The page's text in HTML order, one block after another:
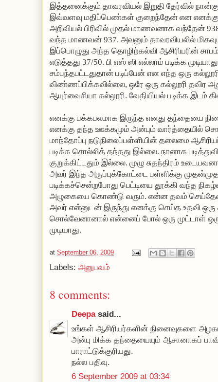
இத்தனைக்கும் தாவரவியல் இறுதி தேர்வில் நான்கு
இவ்வளவு மதிப்பெண்கள் குறைந்தேன் என எனக்கு
அறிவியல் பிரிவில் முதல் மாணவனாக வந்தேன்
வந்த மாணவன் 937. அவனும் தாவரவியலில்
இப்பொழுது அந்த தொழிற்கல்வி ஆசிரியரின்
எடுத்தது 37/50. பி எஸ் ஸி எல்லாம் படிக்க
சம்பந்தபட்டதுதான் படிப்பேன் என எந்த ஒரு
விண்ணப்பிக்கவில்லை, ஒரே ஒரு கல்லூரி தவிர
ஆயுர்வைசியா கல்லூரி. வேதியியல் படிக்க இடம்
எனக்கு பக்கபலமாக இருந்த எனது தந்தையை
எனக்கு தந்த ஊக்கமும் அன்பும் வார்த்தையில்
மாந்தோப்பு நடுநிலைப்பள்ளியின் தலைமை
படிக்க சொல்லித் தந்தது இல்லை. நானாக
குறுக்கிட்டதும் இல்லை. முழு சுதந்திரம்
அவர் இந்த அருப்புக்கோட்டை பள்ளிக்கு
படிக்கச்சென்றபோது பெட்டியை தூக்கி வந்த
அழுகையை கொண்டு வரும். என்ன தவம்
அவர் என்னுடன் இருந்து எனக்கு செய்த உதவி
சொல்வேனானால் என்னைப் போல் ஒரு முட்டாள்
முடியாது.
at September 06, 2009
Labels: அனுபவம்
8 comments:
Deepasaid...
உங்கள் ஆசிரியர்களின் நினைவுகளை
அன்பு மிக்க தந்தையையும் ஆசானாகப்
பாராட்டுக்குரியது.
நல்ல பதிவு.
6 September 2009 at 03:34